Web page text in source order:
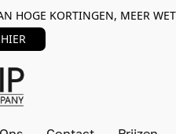
HOGE KORTINGEN, MEER